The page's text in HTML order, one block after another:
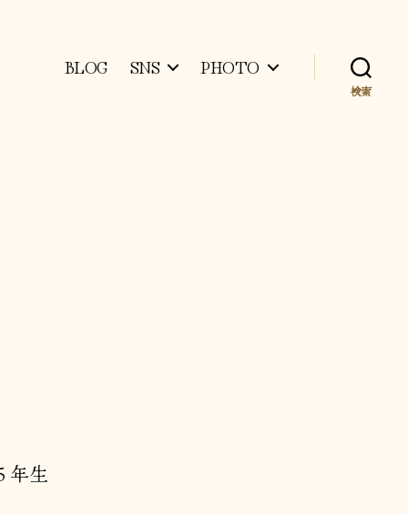
BLOG SNS PHOTO
検索
年生